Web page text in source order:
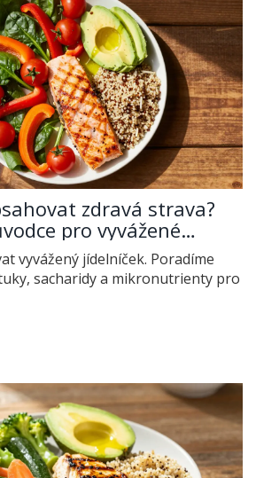
zdravá strava?
pro vyvážené
vyvážený jídelníček. Poradíme
sacharidy a mikronutrienty pro